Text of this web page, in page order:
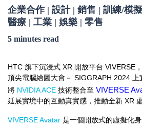
企業合作 | 設計 | 銷售 | 訓練/模
醫療 | 工業 | 娛樂 | 零售
5 minutes read
HTC 旗下沉浸式 XR 開放平台 VIVERSE，
頂尖電腦繪圖大會－ SIGGRAPH 2024 上
將 NVIDIA ACE 技術整合至 VIVERSE
延展實境中的互動真實感，推動全新 XR
VIVERSE Avatar 是一個開放式的虛擬化